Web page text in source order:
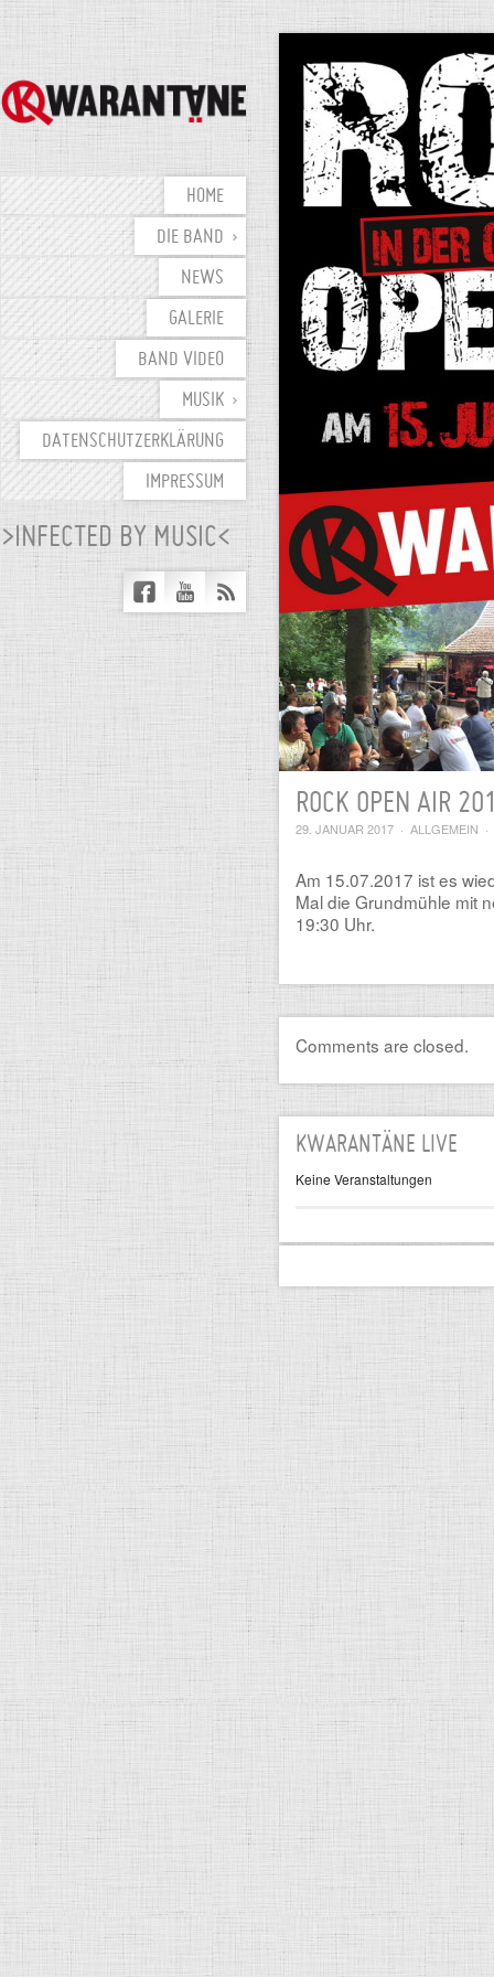
HOME
DIE BAND
NEWS
GALERIE
BAND VIDEO
MUSIK
DATENSCHUTZERKLÄRUNG
IMPRESSUM
>INFECTED BY MUSIC<
ROCK OPEN AIR
29. JANUAR 2017 · ALLGEMEIN ·
Am 15.07.2017 ist es
Mal die Grundmühle mit
19:30 Uhr.
Comments are closed.
KWARANTÄNE LIVE
Keine Veranstaltungen